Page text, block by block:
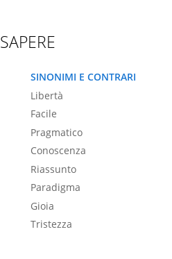
SAPERE
SINONIMI E CONTRARI
Libertà
Facile
Pragmatico
Conoscenza
Riassunto
Paradigma
Gioia
Tristezza